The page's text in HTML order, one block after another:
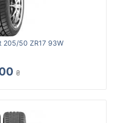
205/50 ZR17 93W
₴